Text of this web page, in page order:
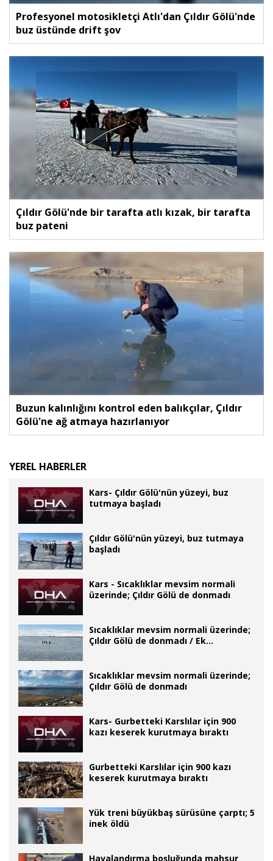
Profesyonel motosikletçi Atlı'dan Çıldır Gölü'nde
buz üstünde drift şov
Çıldır Gölü'nde bir tarafta atlı kızak, bir tarafta
buz pateni
Buzun kalınlığını kontrol eden balıkçılar, Çıldır
Gölü'ne ağ atmaya hazırlanıyor
YEREL HABERLER
Kars- Çıldır Gölü'nün yüzeyi, buz
tutmaya başladı
Çıldır Gölü'nün yüzeyi, buz tutmaya
başladı
Kars - Sıcaklıklar mevsim normali
üzerinde; Çıldır Gölü de donmadı
Sıcaklıklar mevsim normali üzerinde;
Çıldır Gölü de donmadı / Ek
Sıcaklıklar mevsim normali üzerinde;
Çıldır Gölü de donmadı
Kars- Gurbetteki Karslılar için 900
kazı keserek kurutmaya bıraktı
Gurbetteki Karslılar için 900 kazı
keserek kurutmaya bıraktı
Yük treni büyükbaş sürüsüne çarptı; 5
inek öldü
Havalandırma boşluğunda mahsur